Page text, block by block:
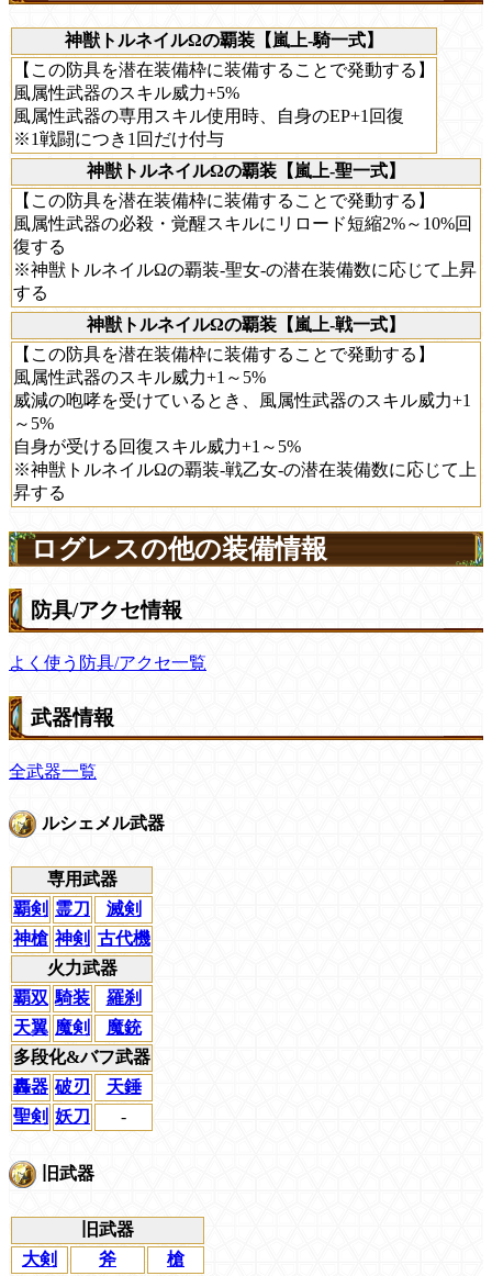
神獣トルネイルΩの覇装【嵐上-騎一式】
【この防具を潜在装備枠に装備することで発動する】
風属性武器のスキル威力+5%
風属性武器の専用スキル使用時、自身のEP+1回復
※1戦闘につき1回だけ付与
神獣トルネイルΩの覇装【嵐上-聖一式】
【この防具を潜在装備枠に装備することで発動する】
風属性武器の必殺・覚醒スキルにリロード短縮2%～10%回
復する
※神獣トルネイルΩの覇装-聖女-の潜在装備数に応じて上昇
する
神獣トルネイルΩの覇装【嵐上-戦一式】
【この防具を潜在装備枠に装備することで発動する】
風属性武器のスキル威力+1～5%
威減の咆哮を受けているとき、風属性武器のスキル威力+1
～5%
自身が受ける回復スキル威力+1～5%
※神獣トルネイルΩの覇装-戦乙女-の潜在装備数に応じて上
昇する
ログレスの他の装備情報
防具/アクセ情報
よく使う防具/アクセ一覧
武器情報
全武器一覧
ルシェメル武器
専用武器
覇剣 霊刀
滅剣
神槍 神剣 古代機
火力武器
覇双 騎装
羅刹
天翼 魔剣
魔銃
多段化&バフ武器
轟器 破刃
天錘
聖剣 妖刀 -
旧武器
旧武器
大剣
斧
槍